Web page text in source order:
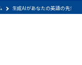
生成AIがあなたの英語の先生